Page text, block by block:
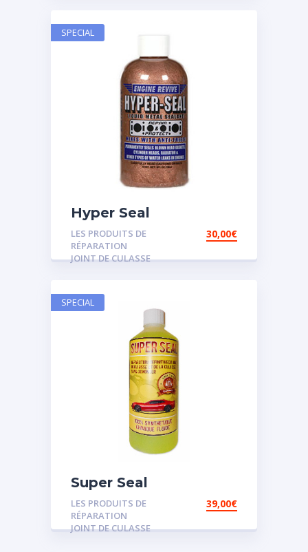
Hyper Seal
LES PRODUITS DE
RÉPARATION
JOINT DE CULASSE
30,00€
SPECIAL
Super Seal
LES PRODUITS DE
RÉPARATION
JOINT DE CULASSE
39,00€
SPECIAL